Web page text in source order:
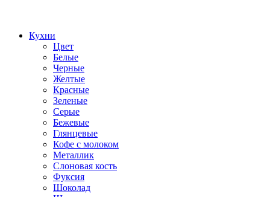
Кухни
Цвет
Белые
Черные
Желтые
Красные
Зеленые
Серые
Бежевые
Глянцевые
Кофе с молоком
Металлик
Слоновая кость
Фуксия
Шоколад